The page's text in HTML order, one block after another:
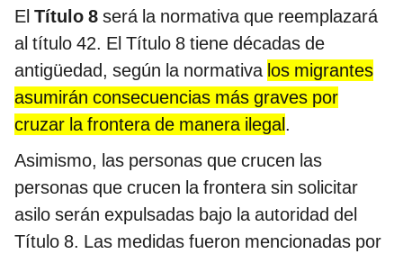
El Título 8 será la normativa que reemplazará
al título 42. El Título 8 tiene décadas de
antigüedad, según la normativa los migrantes
asumirán consecuencias más graves por
cruzar la frontera de manera ilegal.
Asimismo, las personas que crucen las
personas que crucen la frontera sin solicitar
asilo serán expulsadas bajo la autoridad del
Título 8. Las medidas fueron mencionadas por